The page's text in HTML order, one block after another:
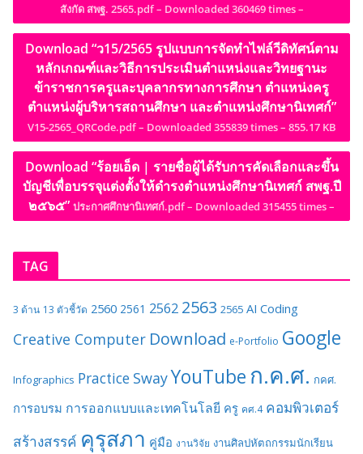
สังกัด สพฐ. 2565.pdf – Downloaded 360469 times –
Download “ว15/2565 รูปแบบการจัดทำไฟล์วีดิทัศน์ตาม
หลักเกณฑ์และวิธีการประเมินตำแหน่งและวิทยฐานะ
ข้าราชการครูและบุคลากรทางการศึกษา ตำแหน่งครู
ตำแหน่งผู้บริหารสถานศึกษา และตำแหน่งศึกษานิเทศก์”
V15-2565_QRCode.pdf – Downloaded 355839 times – 855.17 KB
Download “ร้อยเอ็ด | รายชื่อผู้ได้รับการคัดเลือกและขึ้น
บัญชีเพื่อบรรจุแต่งตั้งให้ดำรงตำแหน่งศึกษานิเทศก์ สพฐ.ปี
๒๕๖๕” ประกาศศึกษานิเทศก์.pdf – Downloaded 315455 times –
TAG
3 ด้าน 13 ตัวชี้วัด 2560 2561 2562 2563 2565 AI Coding
Creative Computer Download e-Portfolio Google
Infographics Practice SwayYouTubeก.ค.ศ. กคศ.
การอบรม การออกแบบและเทคโนโลยี ครู คศ.4 คอมพิวเตอร์
สร้างสรรค์ คุรุสภา คู่มือ งานวิจัย งานศิลปหัตถกรรมนักเรียน